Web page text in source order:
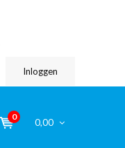
Inloggen
0
0,00